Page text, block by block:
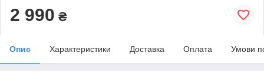
2 990 ₴
Опис Характеристики Доставка Оплата Умови